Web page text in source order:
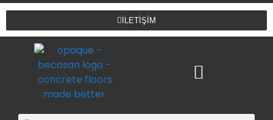
İLETİŞİM